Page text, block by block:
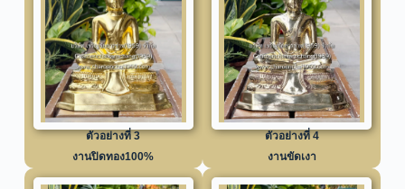
ตัวอย่างที่ 3
งานปิดทอง100%
ตัวอย่างที่ 4
งานขัดเงา